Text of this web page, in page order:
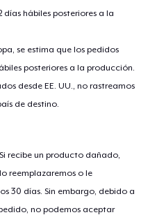
días hábiles posteriores a la
se estima que los pedidos
posteriores a la producción.
desde EE. UU., no rastreamos
de destino.
recibe un producto dañado,
reemplazaremos o le
30 días. Sin embargo, debido a
no podemos aceptar